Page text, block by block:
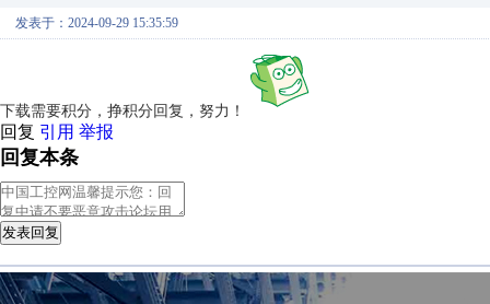
发表于：2024-09-29 15:35:59
下载需要积分，挣积分回复，努力！
回复 引用 举报
回复本条
发表回复